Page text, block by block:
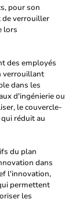
pour son
de verrouiller
lors
des employés
verrouillant
dans les
d'ingénierie ou
le couvercle-
réduit au
du plan
dans
l'innovation,
permettent
les